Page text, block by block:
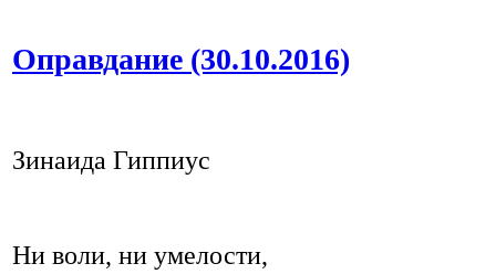
Оправдание (30.10.2016)
Зинаида Гиппиус
Ни воли, ни умелости,